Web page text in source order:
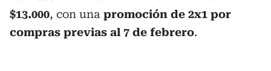
$13.000, con una promoción de 2x1 por
compras previas al 7 de febrero.